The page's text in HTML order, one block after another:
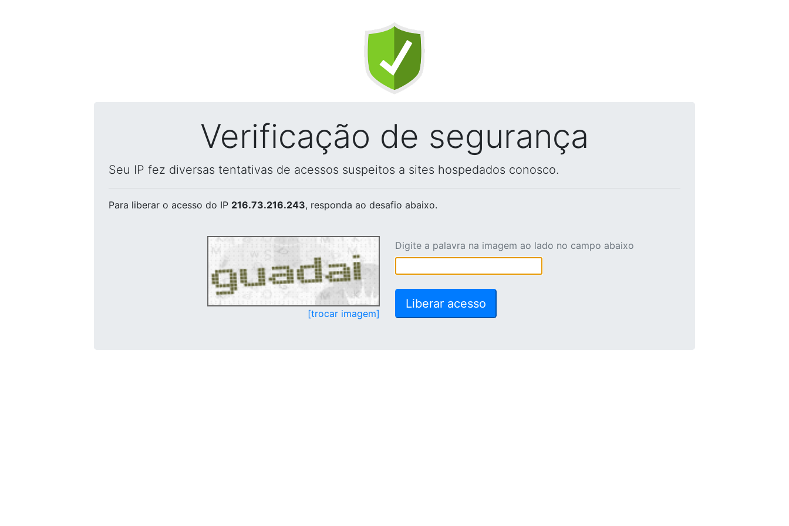
Verificação de segurança
Seu IP fez diversas tentativas de acessos suspeitos a sites hospedados conosco.
Para liberar o acesso do IP 216.73.216.243, responda ao desafio abaixo.
[trocar imagem]
Digite a palavra na imagem ao lado no campo abaixo